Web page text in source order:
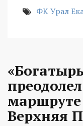
ФК Урал
маршруте
Верхняя